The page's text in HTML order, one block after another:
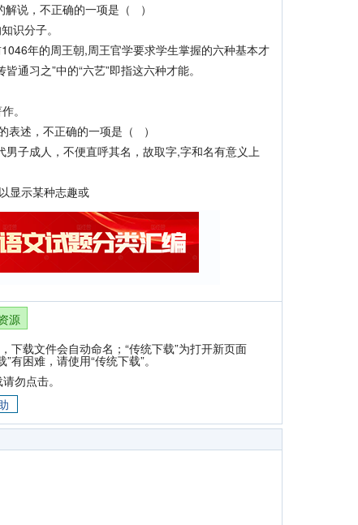
说，不正确的一项是（ ）
识分子。
年的周王朝,周王官学要求学生掌握的六种基本才
通习之”中的“六艺”即指这六种才能。
。
述，不正确的一项是（ ）
子成人，不便直呼其名，故取字,字和名有意义上
显示某种志趣或
源
下载文件会自动命名；“传统下载”为打开新页面
困难，请使用“传统下载”。
勿点击。